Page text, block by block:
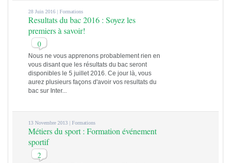
28 Juin 2016 |Formations
Resultats du bac 2016 : Soyez les
premiers à savoir!
0
Nous ne vous apprenons probablement rien en
vous disant que les résultats du bac seront
disponibles le 5 juillet 2016. Ce jour là, vous
aurez plusieurs façons d'avoir vos resultats du
bac sur Inter...
13 Novembre 2013 |Formations
Métiers du sport : Formation événement
sportif
2